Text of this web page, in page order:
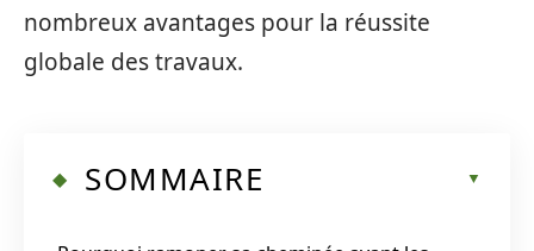
nombreux avantages pour la réussite
globale des travaux.
SOMMAIRE